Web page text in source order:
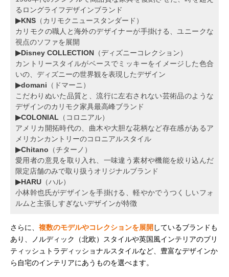
るロングライフデザインブランド
▶KNS （カリモクニュースタンダード）
カリモクの職人と海外のデザイナーが手掛ける、ユニークな
視点のソファを展開
▶Disney COLLECTION （ディズニーコレクション）
カントリースタイルがベースでミッキーをイメージした色合
いの、ディズニーの世界観を表現したデザイン
▶domani （ドマーニ）
こだわりぬいた品質と、流行に左右されない芸術品のような
デザインのカリモク家具最高峰ブランド
▶COLONIAL （コロニアル）
アメリカ開拓時代の、曲木や大胆な花柄など存在感があるア
メリカンカントリーのコロニアルスタイル
▶Chitano （チターノ）
愛用者の意見を取り入れ、一味違う素材や機能を絞り込んだ
限定店舗のみで取り扱うオリジナルブランド
▶HARU （ハル）
小林幹也氏がデザインを手掛ける、軽やかでうつくしいフォ
ルムと主張しすぎないデザインが特徴
さらに、 複数のモデルやコレクションを展開 しているブランドも
あり、ノルディック（北欧）スタイルや英国風インテリアのブリ
ティッシュトラディッショナルスタイルなど、豊富なデザインか
ら自宅のインテリアにあうものを選べます。